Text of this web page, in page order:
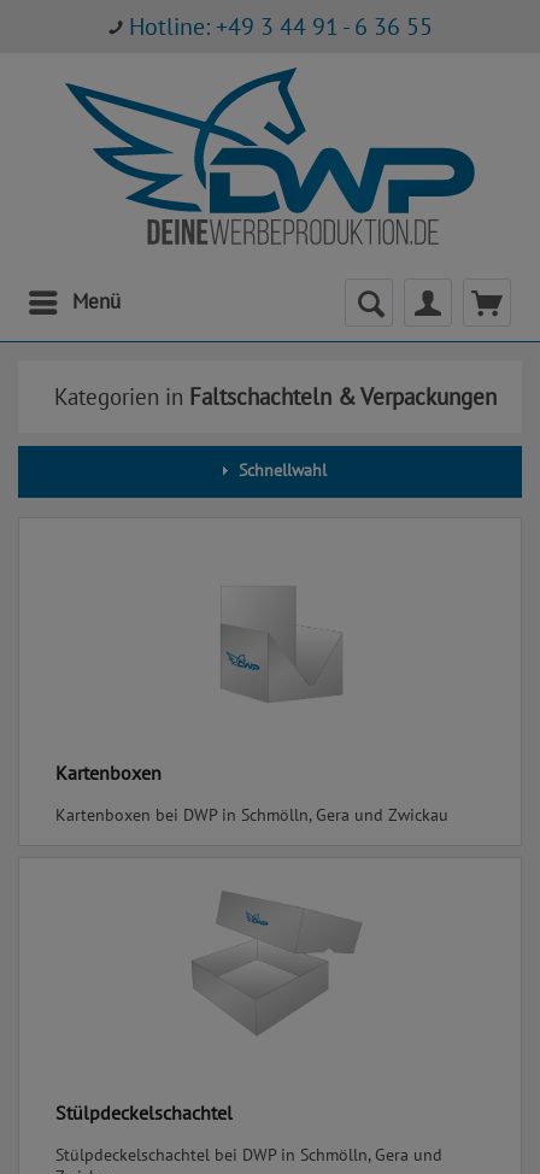
Hotline: +49 3 44 91 - 6 36 55
Menü
Kategorien in Faltschachteln & Verpackungen
Schnellwahl
Kartenboxen
Kartenboxen bei DWP in Schmölln, Gera und Zwickau
Stülpdeckelschachtel
Stülpdeckelschachtel bei DWP in Schmölln, Gera und